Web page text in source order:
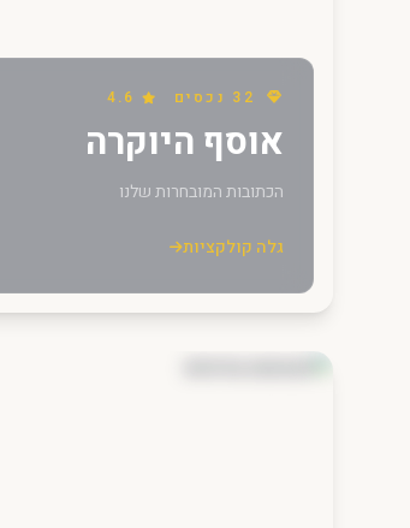
4.6
אוסף היוקרה
הכתובות המובחרות שלנו
גלה קולקציות